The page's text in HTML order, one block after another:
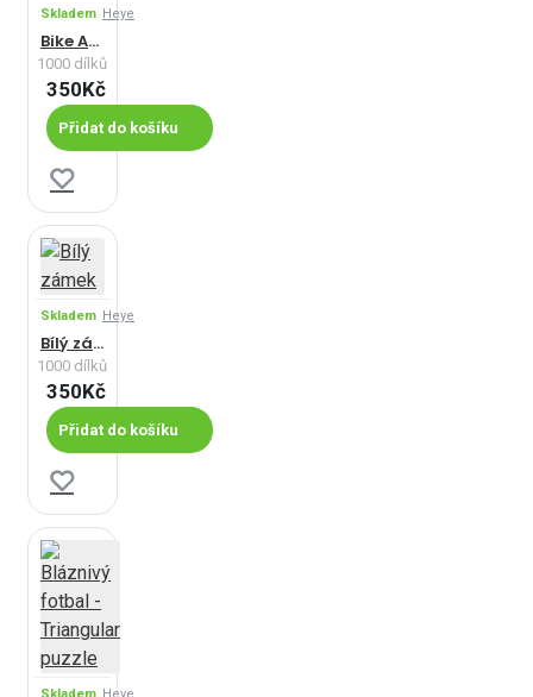
Skladem Heye
Bike Art: Freedom Deluxe
1000 dílků
350Kč
Přidat do košíku
Skladem Heye
Bílý zámek
1000 dílků
350Kč
Přidat do košíku